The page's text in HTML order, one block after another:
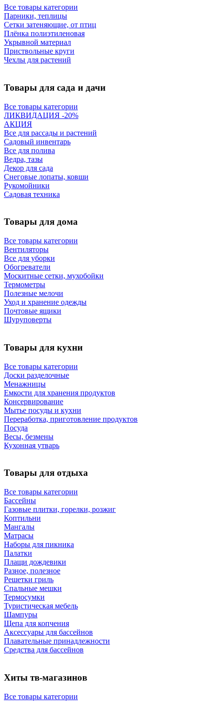
Все товары категории
Парники, теплицы
Сетки затеняющие, от птиц
Плёнка полиэтиленовая
Укрывной материал
Приствольные круги
Чехлы для растений
Товары для сада и дачи
Все товары категории
ЛИКВИДАЦИЯ -20%
АКЦИЯ
Все для рассады и растений
Садовый инвентарь
Все для полива
Ведра, тазы
Декор для сада
Снеговые лопаты, ковши
Рукомойники
Садовая техника
Товары для дома
Все товары категории
Вентиляторы
Все для уборки
Обогреватели
Москитные сетки, мухобойки
Термометры
Полезные мелочи
Уход и хранение одежды
Почтовые ящики
Шуруповерты
Товары для кухни
Все товары категории
Доски разделочные
Менажницы
Емкости для хранения продуктов
Консервирование
Мытье посуды и кухни
Переработка, приготовление продуктов
Посуда
Весы, безмены
Кухонная утварь
Товары для отдыха
Все товары категории
Бассейны
Газовые плитки, горелки, розжиг
Коптильни
Мангалы
Матрасы
Наборы для пикника
Палатки
Плащи дождевики
Разное, полезное
Решетки гриль
Спальные мешки
Термосумки
Туристическая мебель
Шампуры
Щепа для копчения
Аксессуары для бассейнов
Плавательные принадлежности
Средства для бассейнов
Хиты тв-магазинов
Все товары категории